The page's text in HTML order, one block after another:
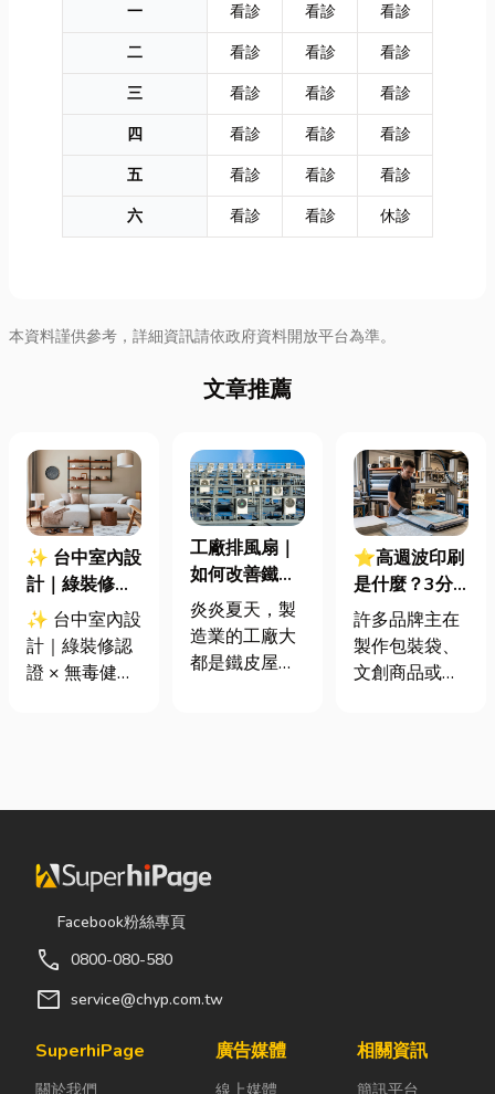
一
看診 看診
看診
二
看診 看診
看診
三
看診 看診
看診
四
看診 看診
看診
五
看診 看診
看診
六
看診 看診 休診
本資料謹供參考，詳細資訊請依政府資料開放平台為準。
文章推薦
✨ 台中室內設
計｜綠裝修認
證 × 無毒健康
建材，打造安
全、舒適又有
✨ 台中室內設
計｜綠裝修認
證 × 無毒健康
其實一間專業
計裝修團隊，
不只是提供空
間規劃與裝潢
每一個家的誕
生過程中，默
兼具美感、機
工廠排風扇｜
如何改善鐵皮
屋頂廠房的溫
度
炎炎夏天，製
造業的工廠大
都是鐵皮屋
是最快速心較
的原理及建議
置。 工廠排風
扇｜改善溫度
⭐高週波印刷
是什麼？3分
鐘搞懂壓印原
理、適用材質
與嘉義網版印
許多品牌主在
製作包裝袋、
文創商品或塑
圖案缺乏質
印在塑膠上的
Facebook粉絲專頁
call 0800-080-580
mail service@chyp.com.tw
SuperhiPage
關於我們
廣告媒體
線上媒體
相關資訊
簡訊平台